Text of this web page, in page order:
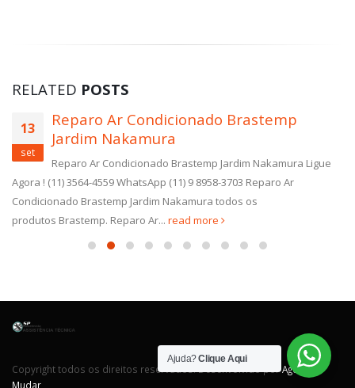
RELATED POSTS
13
set
Reparo Ar Condicionado Brastemp
Jardim Nakamura
Reparo Ar Condicionado Brastemp Jardim Nakamura Ligue
Agora ! (11) 3564-4559 WhatsApp (11) 9 8958-3703 Reparo Ar
Condicionado Brastemp Jardim Nakamura todos os
produtos Brastemp. Reparo Ar... read more
Copyright todos os direitos reservados. Desenvolvido porAgência
Ajuda?Clique Aqui